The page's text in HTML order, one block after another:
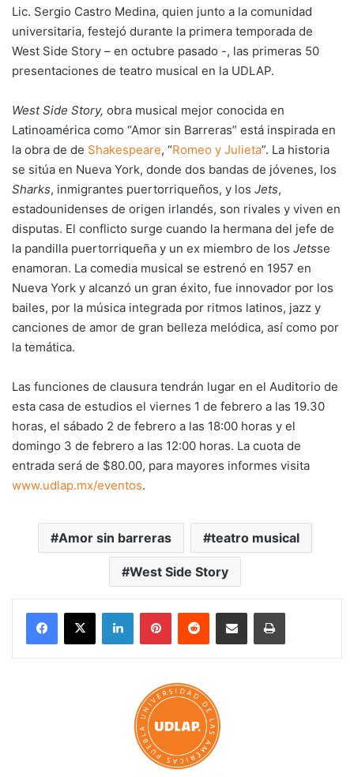
Lic. Sergio Castro Medina, quien junto a la comunidad
universitaria, festejó durante la primera temporada de
West Side Story – en octubre pasado -, las primeras 50
presentaciones de teatro musical en la UDLAP.
West Side Story, obra musical mejor conocida en
Latinoamérica como “Amor sin Barreras” está inspirada en
la obra de de Shakespeare, “Romeo y Julieta”. La historia
se sitúa en Nueva York, donde dos bandas de jóvenes, los
Sharks, inmigrantes puertorriqueños, y los Jets,
estadounidenses de origen irlandés, son rivales y viven en
disputas. El conflicto surge cuando la hermana del jefe de
la pandilla puertorriqueña y un ex miembro de los Jetsse
enamoran. La comedia musical se estrenó en 1957 en
Nueva York y alcanzó un gran éxito, fue innovador por los
bailes, por la música integrada por ritmos latinos, jazz y
canciones de amor de gran belleza melódica, así como por
la temática.
Las funciones de clausura tendrán lugar en el Auditorio de
esta casa de estudios el viernes 1 de febrero a las 19.30
horas, el sábado 2 de febrero a las 18:00 horas y el
domingo 3 de febrero a las 12:00 horas. La cuota de
entrada será de $80.00, para mayores informes visita
www.udlap.mx/eventos.
Amor sin barreras teatro musical
West Side Story
LinkedInPinterestReddit Share via Email Print